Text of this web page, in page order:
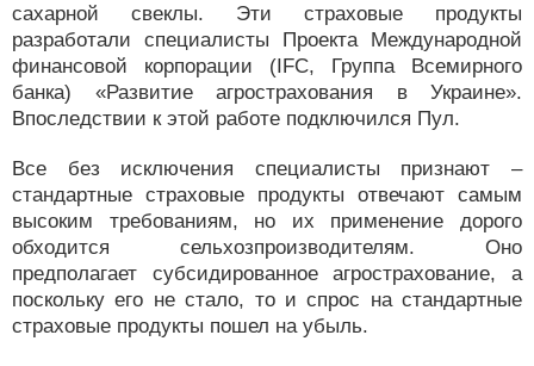
сахарной свеклы. Эти страховые продукты
разработали специалисты Проекта Международной
финансовой корпорации (IFC, Группа Всемирного
банка) «Развитие агрострахования в Украине».
Впоследствии к этой работе подключился Пул.
Все без исключения специалисты признают –
стандартные страховые продукты отвечают самым
высоким требованиям, но их применение дорого
обходится сельхозпроизводителям. Оно
предполагает субсидированное агрострахование, а
поскольку его не стало, то и спрос на стандартные
страховые продукты пошел на убыль.